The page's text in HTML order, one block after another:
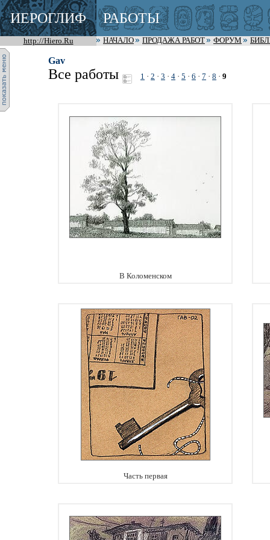
ИЕРОГЛИФ РАБОТЫ
http://Hiero.Ru НАЧАЛО ПРОДАЖА РАБОТ ФОРУМ
Gav
Все работы 1 · 2 · 3 · 4 · 5 · 6 · 7 · 8 · 9
В Коломенском
Часть первая